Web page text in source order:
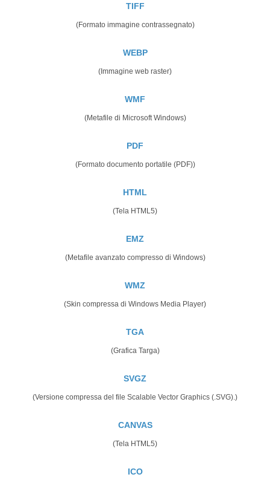
TIFF
(Formato immagine contrassegnato)
WEBP
(Immagine web raster)
WMF
(Metafile di Microsoft Windows)
PDF
(Formato documento portatile (PDF))
HTML
(Tela HTML5)
EMZ
(Metafile avanzato compresso di Windows)
WMZ
(Skin compressa di Windows Media Player)
TGA
(Grafica Targa)
SVGZ
(Versione compressa del file Scalable Vector Graphics (.SVG).)
CANVAS
(Tela HTML5)
ICO